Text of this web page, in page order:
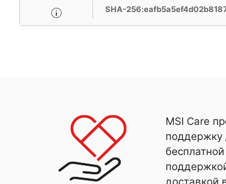
SHA-
MSI Care
поддержку
доставкой